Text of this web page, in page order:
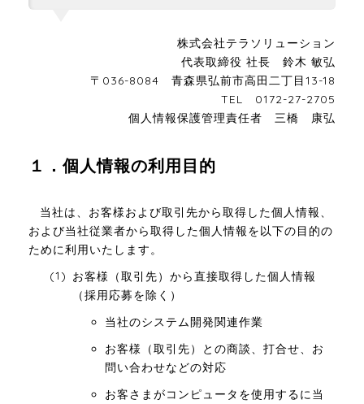
株式会社テラソリューション
代表取締役 社長 鈴木 敏弘
〒036-8084 青森県弘前市高田二丁目13-18
TEL 0172-27-2705
個人情報保護管理責任者 三橋 康弘
１．個人情報の利用目的
当社は、お客様および取引先から取得した個人情報、
および当社従業者から取得した個人情報を以下の目的の
ために利用いたします。
お客様（取引先）から直接取得した個人情報
（採用応募を除く）
当社のシステム開発関連作業
お客様（取引先）との商談、打合せ、お
問い合わせなどの対応
お客さまがコンピュータを使用するに当